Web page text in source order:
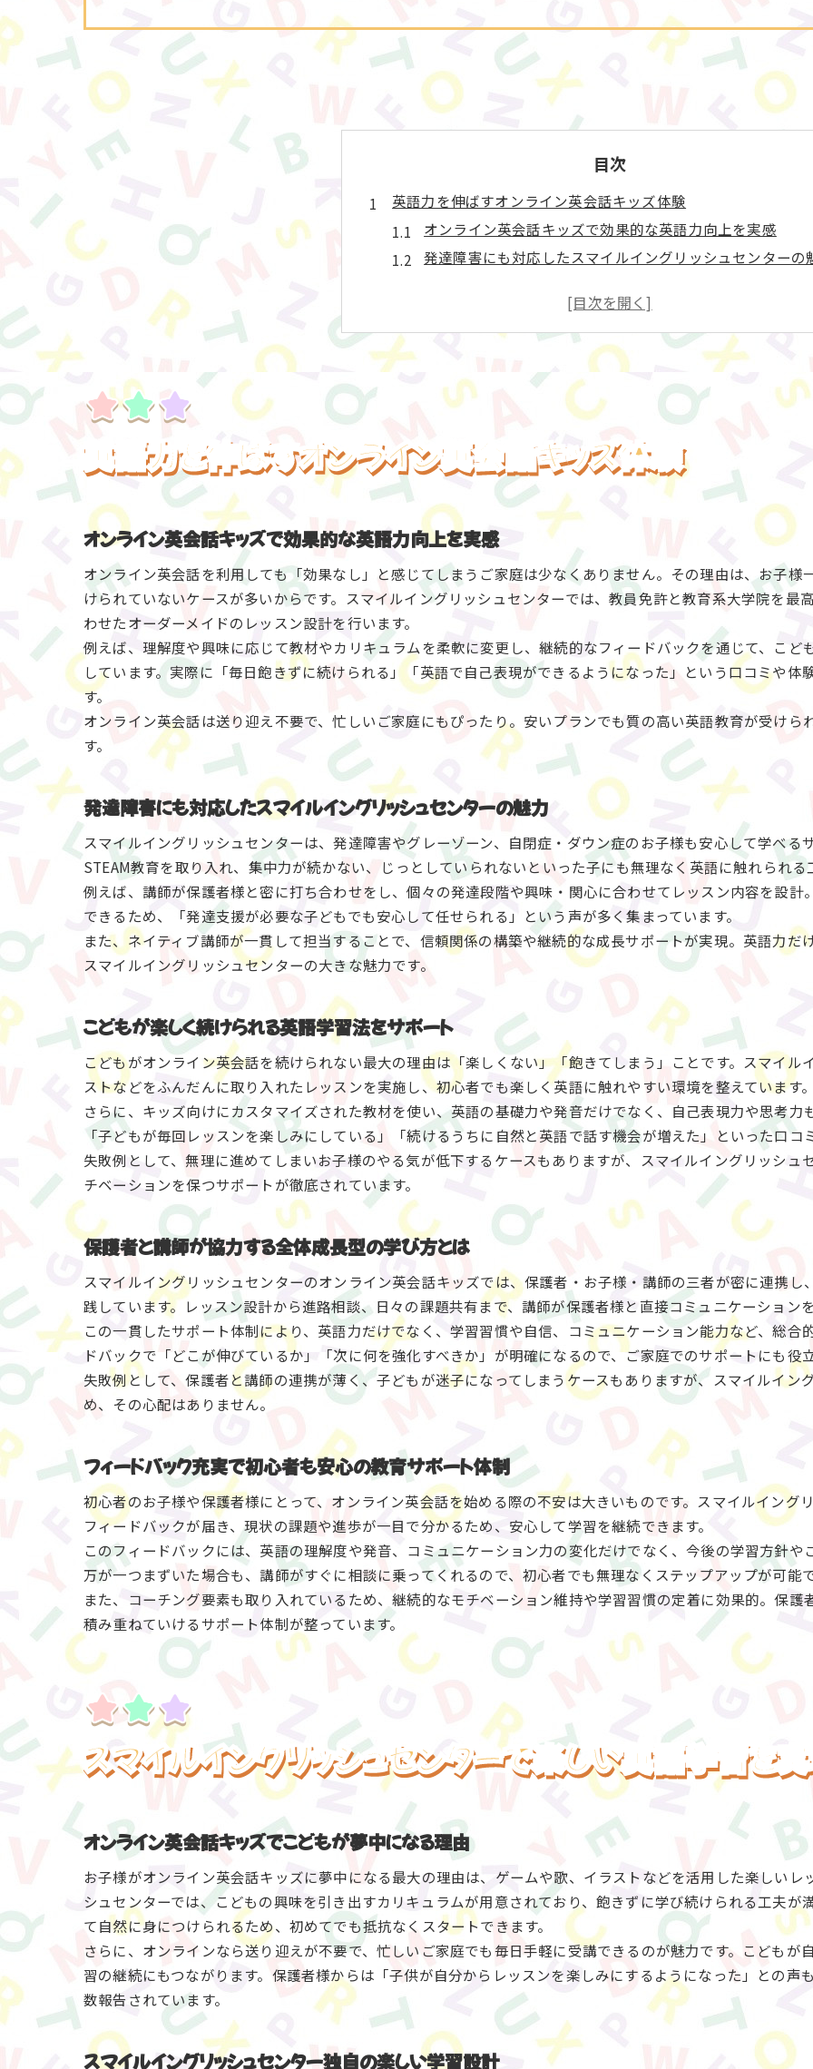
目次
英語力を伸ばすオンライン英会話キッズ体験
オンライン英会話キッズで効果的な英語力向上を実感
発達障害にも対応したスマイルイングリッシュセンターの
保護者と講師が協力する全体成長型の学び方とは
フィードバック充実で初心者も安心の教育サポート体制
スマイルイングリッシュセンターで楽しい英語学習を実現
オンライン英会話キッズでこどもが夢中になる理由
スマイルイングリッシュセンター独自の楽しい学習設計
質の高いパーソナルレッスンで初心者も安心スタート
保護者と連携した英語学習サポートが充実
発達障害やグレーゾーンの子も楽しめる環境づくり
効果重視ならオンライン英会話キッズが選ばれる理由
オンライン英会話キッズで本当に英語が話せるようになる
口コミで評判のスマイルイングリッシュセンターの実力
学習効果を高めるフィードバック体制の仕組み
バイリンガルを目指せる質の高い英語指導を体感
効果なしと感じる理由を徹底的に解消したサービス
スマイルイングリッシュセンターで全体的な成長を実感
オンライン英会話キッズで伸びる社会性と自信
教育サポートが充実したこども向けレッスンの特徴
ネイティブ講師による丁寧な個別指導が魅力
発達障害にも配慮した質の高い英語教育
安くて安心、初心者も始めやすいオンライン英会話
オンライン英会話キッズは安い料金で質が高いと評判
初心者でも安心して始められるスマイルイングリッシュセ
子供の負担が少ないレッスン設計のポイント
保護者も納得の教育サポートが魅力
発達障害グレーゾーンの子も安心できるサポート体制
スマイルイングリッシュセンターは発達障害にも手厚く対
グレーゾーンのこどもも安心して学べる環境が整う
オンライン英会話キッズで集中力に不安があっても大丈夫
保護者と講師が密に相談できるサポート体制
特別な配慮でこどもの英語学習を継続サポート
英語力を伸ばすオンライン英会話キッズ体験
オンライン英会話キッズで効果的な英語力向上を実感
オンライン英会話を利用しても「効果なし」と感じてしまうご家庭は少なくありません。その理由は、お子
けられていないケースが多いからです。スマイルイングリッシュセンターでは、教員免許と教育系大学院を最
わせたオーダーメイドのレッスン設計を行います。
例えば、理解度や興味に応じて教材やカリキュラムを柔軟に変更し、継続的なフィードバックを通じて、こ
しています。実際に「毎日飽きずに続けられる」「英語で自己表現ができるようになった」という口コミや
す。
オンライン英会話は送り迎え不要で、忙しいご家庭にもぴったり。安いプランでも質の高い英語教育が受け
す。
発達障害にも対応したスマイルイングリッシュセンターの魅力
スマイルイングリッシュセンターは、発達障害やグレーゾーン、自閉症・ダウン症のお子様も安心して学べる
STEAM教育を取り入れ、集中力が続かない、じっとしていられないといった子にも無理なく英語に触れられる
例えば、講師が保護者様と密に打ち合わせをし、個々の発達段階や興味・関心に合わせてレッスン内容を設
できるため、「発達支援が必要な子どもでも安心して任せられる」という声が多く集まっています。
また、ネイティブ講師が一貫して担当することで、信頼関係の構築や継続的な成長サポートが実現。英語力
スマイルイングリッシュセンターの大きな魅力です。
こどもが楽しく続けられる英語学習法をサポート
こどもがオンライン英会話を続けられない最大の理由は「楽しくない」「飽きてしまう」ことです。スマイ
ストなどをふんだんに取り入れたレッスンを実施し、初心者でも楽しく英語に触れやすい環境を整えています
さらに、キッズ向けにカスタマイズされた教材を使い、英語の基礎力や発音だけでなく、自己表現力や思考
「子どもが毎回レッスンを楽しみにしている」「続けるうちに自然と英語で話す機会が増えた」といった口コ
失敗例として、無理に進めてしまいお子様のやる気が低下するケースもありますが、スマイルイングリッシュ
チベーションを保つサポートが徹底されています。
保護者と講師が協力する全体成長型の学び方とは
スマイルイングリッシュセンターのオンライン英会話キッズでは、保護者・お子様・講師の三者が密に連携
践しています。レッスン設計から進路相談、日々の課題共有まで、講師が保護者様と直接コミュニケーション
この一貫したサポート体制により、英語力だけでなく、学習習慣や自信、コミュニケーション能力など、総
ドバックで「どこが伸びているか」「次に何を強化すべきか」が明確になるので、ご家庭でのサポートにも役
失敗例として、保護者と講師の連携が薄く、子どもが迷子になってしまうケースもありますが、スマイルイン
め、その心配はありません。
フィードバック充実で初心者も安心の教育サポート体制
初心者のお子様や保護者様にとって、オンライン英会話を始める際の不安は大きいものです。スマイルイング
フィードバックが届き、現状の課題や進歩が一目で分かるため、安心して学習を継続できます。
このフィードバックには、英語の理解度や発音、コミュニケーション力の変化だけでなく、今後の学習方針
万が一つまずいた場合も、講師がすぐに相談に乗ってくれるので、初心者でも無理なくステップアップが可能
また、コーチング要素も取り入れているため、継続的なモチベーション維持や学習習慣の定着に効果的。保
積み重ねていけるサポート体制が整っています。
スマイルイングリッシュセンターで楽しい英語学習を
オンライン英会話キッズでこどもが夢中になる理由
お子様がオンライン英会話キッズに夢中になる最大の理由は、ゲームや歌、イラストなどを活用した楽しい
シュセンターでは、こどもの興味を引き出すカリキュラムが用意されており、飽きずに学び続けられる工夫が
て自然に身につけられるため、初めてでも抵抗なくスタートできます。
さらに、オンラインなら送り迎えが不要で、忙しいご家庭でも毎日手軽に受講できるのが魅力です。こども
習の継続にもつながります。保護者様からは「子供が自分からレッスンを楽しみにするようになった」との
数報告されています。
スマイルイングリッシュセンター独自の楽しい学習設計
お申し込みはこちらから